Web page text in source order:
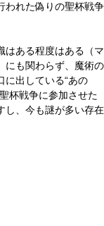
れた偽りの聖杯戦争
ある程度はある（マ
にも関わらず、魔術の
に出している“あの
杯戦争に参加させた
し、今も謎が多い存在